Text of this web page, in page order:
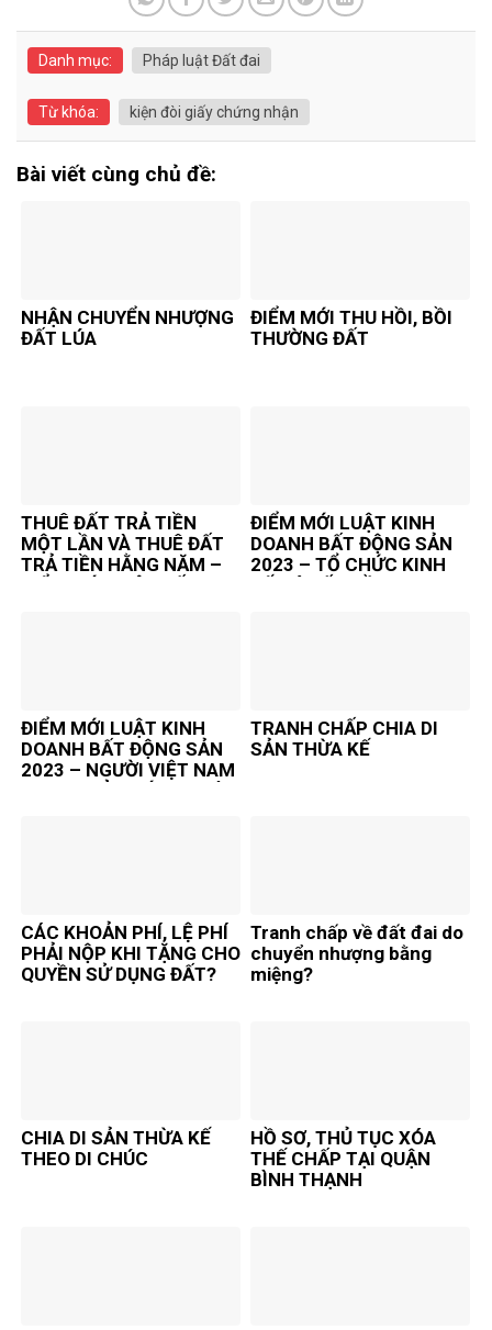
Danh mục: Pháp luật Đất đai
Từ khóa: kiện đòi giấy chứng nhận
Bài viết cùng chủ đề:
NHẬN CHUYỂN NHƯỢNG
ĐẤT LÚA
ĐIỂM MỚI THU HỒI, BỒI
THƯỜNG ĐẤT
THUÊ ĐẤT TRẢ TIỀN
MỘT LẦN VÀ THUÊ ĐẤT
TRẢ TIỀN HẰNG NĂM –
ĐIỂM MỚI LUẬT KINH
DOANH BẤT ĐỘNG SẢN
2023 – TỔ CHỨC KINH
ĐIỂM MỚI LUẬT KINH
DOANH BẤT ĐỘNG SẢN
2023 – NGƯỜI VIỆT NAM
TRANH CHẤP CHIA DI
SẢN THỪA KẾ
CÁC KHOẢN PHÍ, LỆ PHÍ
PHẢI NỘP KHI TẶNG CHO
QUYỀN SỬ DỤNG ĐẤT?
Tranh chấp về đất đai do
chuyển nhượng bằng
miệng?
CHIA DI SẢN THỪA KẾ
THEO DI CHÚC
HỒ SƠ, THỦ TỤC XÓA
THẾ CHẤP TẠI QUẬN
BÌNH THẠNH